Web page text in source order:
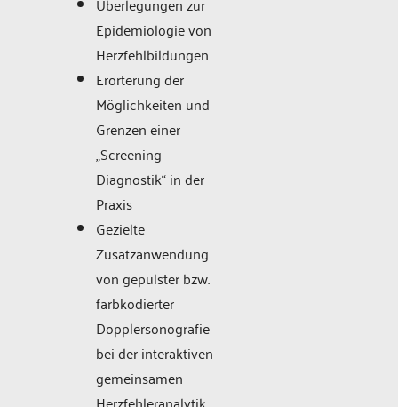
Epidemiologie von
Herzfehlbildungen
Erörterung der
Möglichkeiten und
Grenzen einer
„Screening-
Diagnostik“ in der
Praxis
Gezielte
Zusatzanwendung
von gepulster bzw.
farbkodierter
Dopplersonografie
bei der interaktiven
gemeinsamen